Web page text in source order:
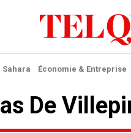
Sahara Économie & Entreprise
De